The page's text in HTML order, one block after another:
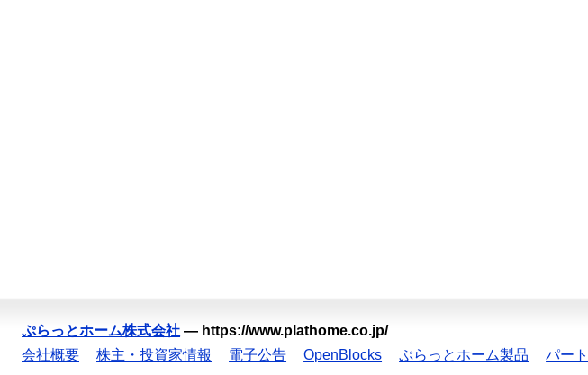
ぷらっとホーム株式会社 — https://www.plathome.co.jp/
会社概要
株主・投資家情報 電子公告 OpenBlocks ぷらっとホーム製品 パー